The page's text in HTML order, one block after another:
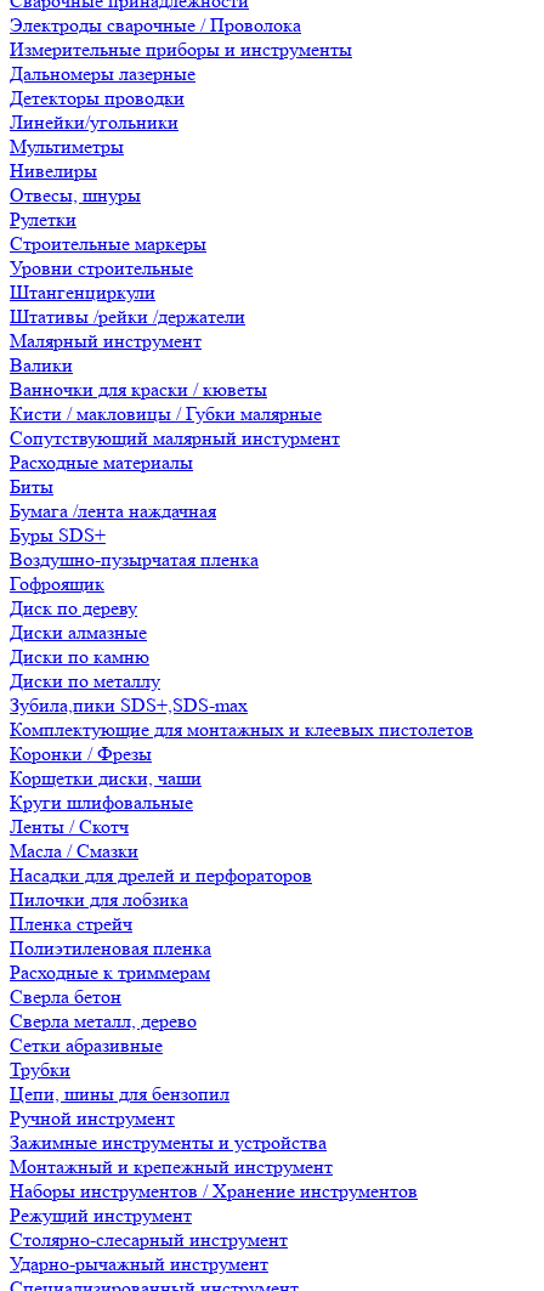
Электроды сварочные / Проволока
Измерительные приборы и инструменты
Дальномеры лазерные
Детекторы проводки
Линейки/угольники
Мультиметры
Нивелиры
Отвесы, шнуры
Рулетки
Строительные маркеры
Уровни строительные
Штангенциркули
Штативы /рейки /держатели
Малярный инструмент
Валики
Ванночки для краски / кюветы
Кисти / макловицы / Губки малярные
Сопутствующий малярный инстурмент
Расходные материалы
Биты
Бумага /лента наждачная
Буры SDS+
Воздушно-пузырчатая пленка
Гофроящик
Диск по дереву
Диски алмазные
Диски по камню
Диски по металлу
Зубила,пики SDS+,SDS-max
Комплектующие для монтажных и клеевых пистолетов
Коронки / Фрезы
Корщетки диски, чаши
Круги шлифовальные
Ленты / Скотч
Масла / Смазки
Насадки для дрелей и перфораторов
Пилочки для лобзика
Пленка стрейч
Полиэтиленовая пленка
Расходные к триммерам
Сверла бетон
Сверла металл, дерево
Сетки абразивные
Трубки
Цепи, шины для бензопил
Ручной инструмент
Зажимные инструменты и устройства
Монтажный и крепежный инструмент
Наборы инструментов / Хранение инструментов
Режущий инструмент
Столярно-слесарный инструмент
Ударно-рычажный инструмент